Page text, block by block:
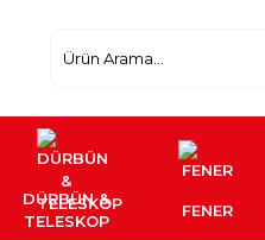
DÜRBÜN &
TELESKOP
FENER